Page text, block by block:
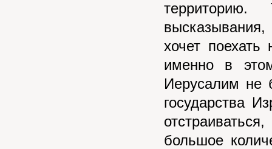
хочет
именно в
Иерусалим не
государства
большое